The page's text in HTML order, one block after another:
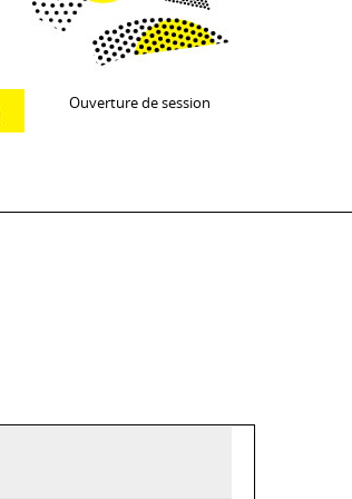
Ouverture de session